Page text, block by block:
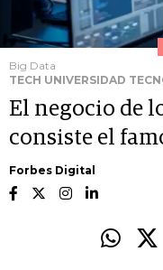
Big Data
TECH UNIVERSIDAD
El negocio de
consiste el
Forbes Digital